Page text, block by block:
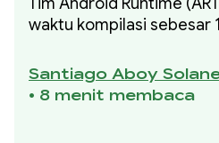
waktu kompilasi sebesar
regresi memori puncak.
merupakan bagian dari
Santiago Aboy
• 8 menit membaca